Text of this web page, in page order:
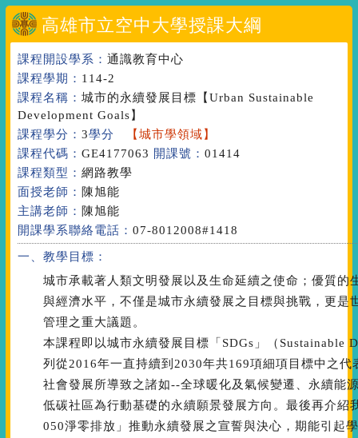
高雄市立空中大學授課大綱
課程開設學系： 通識教育中心
課程學期： 114-2
課程名稱： 城市的永續發展目標 【Urban Sustainable
Development Goals】
課程學分： 3學分
【城市學領域】
課程代碼： GE4177063 開課號： 01414
課程類型： 網路教學
面授老師： 陳旭能
主講老師： 陳旭能
開課學系聯絡電話： 07-8012008#1418
一、教學目標：
城市承載著人類文明發展以及生命延續之使命；優質的
與經濟水平，不僅是城市永續發展之目標與挑戰，更是
管理之重大議題。
本課程即以城市永續發展目標「SDGs」（Sustainable
列從2016年一直持續到2030年共169項細項目標中之
社會發展所導致之諸如--全球暖化及氣候變遷、永續能
低碳社區為行動基礎的永續願景發展方向。最後再介紹
050淨零排放」推動永續發展之宣誓與決心，期能引起